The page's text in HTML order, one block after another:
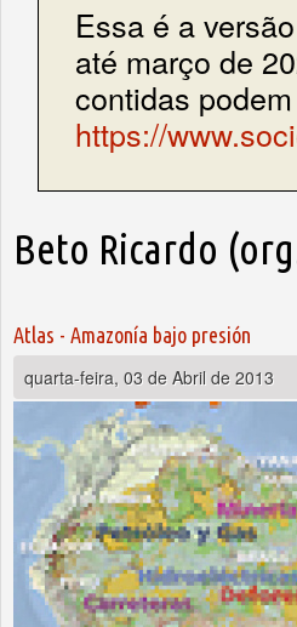
Essa é a
até março de
contidas
https://
Beto Ricardo
Atlas - Amazonía bajo presión
quarta-feira, 03 de Abril de 2013